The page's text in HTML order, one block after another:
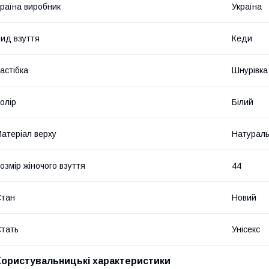
виробник Україна
взуття Кеди
Шнурівка
Білий
верху
жіночого взуття 44
Новий
Унісекс
характеристики